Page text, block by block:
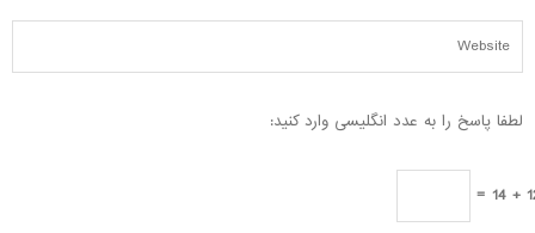
لطفا پاسخ را به عدد انگلیسی وارد کنید:
12